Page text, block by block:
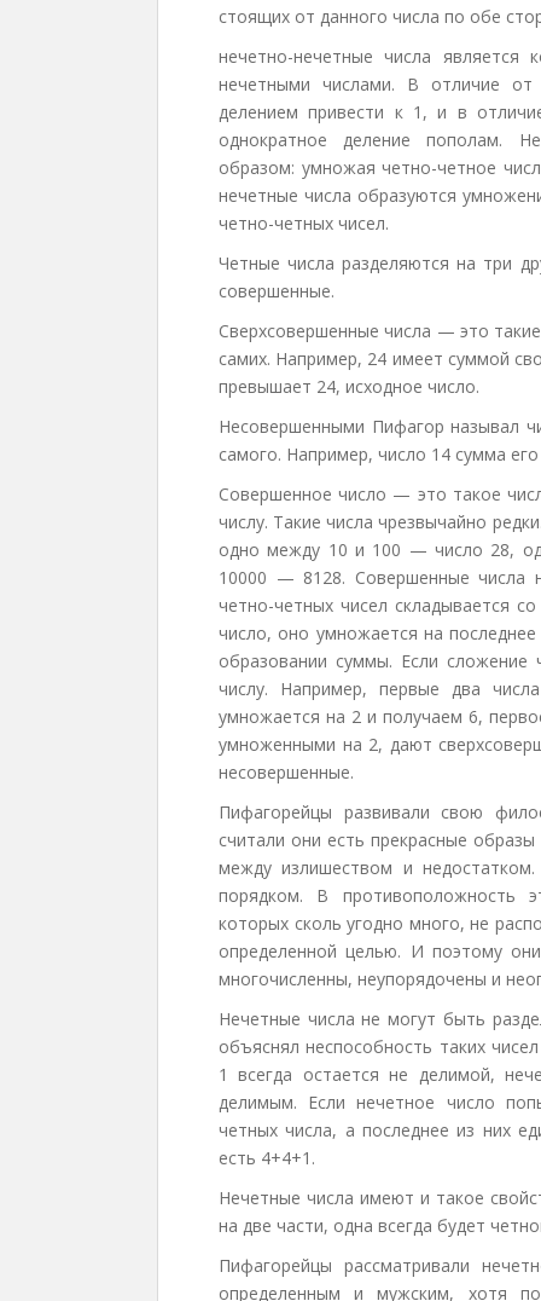
стоящих от данного числа по обе
нечетно-нечетные числа
нечетными числами. В отличие от
делением привести к 1, и в
однократное деление пополам.
образом: умножая четно-четное
нечетные числа образуются
четно-четных чисел.
Четные числа разделяются на три
совершенные.
Сверхсовершенные числа — это
самих. Например, 24 имеет суммой
превышает 24, исходное число.
Несовершенными Пифагор называл
самого. Например, число 14 сумма
Совершенное число — это такое
числу. Такие числа чрезвычайно
одно между 10 и 100 — число 28,
10000 — 8128. Совершенные числа
четно-четных чисел складывается
число, оно умножается на
образовании суммы. Если сложение
числу. Например, первые два
умножается на 2 и получаем 6,
умноженными на 2, дают
несовершенные.
Пифагорейцы развивали свою
считали они есть прекрасные
между излишеством и
порядком. В противоположность
которых сколь угодно много, не
определенной целью. И поэтому
многочисленны, неупорядочены и
Нечетные числа не могут быть
объяснял неспособность таких
1 всегда остается не делимой,
делимым. Если нечетное число
четных числа, а последнее из них
есть 4+4+1.
Нечетные числа имеют и такое
на две части, одна всегда будет
Пифагорейцы рассматривали
определенным и мужским, хотя